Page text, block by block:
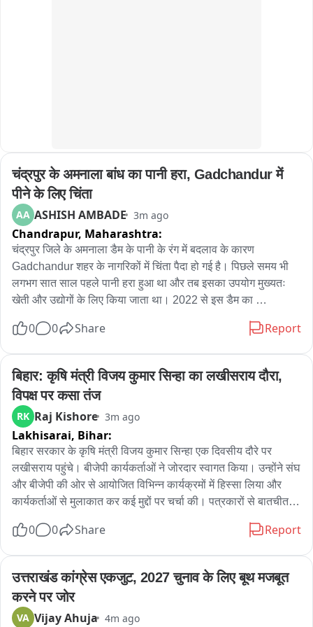
चंद्रपुर के अमनाला बांध का पानी हरा, Gadchandur में
पीने के लिए चिंता
AA ASHISH AMBADE 3m ago
Chandrapur, Maharashtra:
चंद्रपुर जिले के अमनाला डैम के पानी के रंग में बदलाव के कारण
Gadchandur शहर के नागरिकों में चिंता पैदा हो गई है। पिछले समय भी
लगभग सात साल पहले पानी हरा हुआ था और तब इसका उपयोग मुख्यतः
खेती और उद्योगों के लिए किया जाता था। 2022 से इस डैम का
दिया जा रहा है। पानी के रंग बदलने से नागरिकों में भ्रम और चिंता है।
Gadchandur Nagar Parishad ने नागरिकों को दी है। अब यह प्रश्न
उठ रहे हैं कि पानी क्यों बदला, इसका सExact कारण क्या है और क्या
नागरिकों के स्वास्थ्य को खतरा है।
0 0 Share Report
बिहार: कृषि मंत्री विजय कुमार सिन्हा का लखीसराय दौरा,
विपक्ष पर कसा तंज
RK Raj Kishore 3m ago
Lakhisarai, Bihar:
बिहार सरकार के कृषि मंत्री विजय कुमार सिन्हा एक दिवसीय दौरे पर
लखीसराय पहुंचे। बीजेपी कार्यकर्ताओं ने जोरदार स्वागत किया। उन्होंने संघ
और बीजेपी की ओर से आयोजित विभिन्न कार्यक्रमों में हिस्सा लिया और
कार्यकर्ताओं से मुलाकात कर कई मुद्दों पर चर्चा की। पत्रकारों से बातचीत के
तेजस्वी यादव को नेता प्रतिपक्ष की भूमिका अच्छी तरह निभानी चाहिए।
कार्रवाई जारी है। सरकार का उद्देश्य कानून-व्यवस्था मजबूत करना और
भ्रष्टाचार पर अंकुश लगाना है।
0 0 Share Report
उत्तराखंड कांग्रेस एकजुट, 2027 चुनाव के लिए बूथ मजबूत
करने पर जोर
VA Vijay Ahuja 4m ago